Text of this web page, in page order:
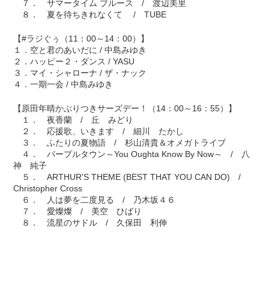
７． サマータイム ブルース / 渡辺美里
８． 夏を待ちきれなくて / TUBE
【#ラジぐぅ（11：00～14：00）】
１．空と君のあいだに / 中島みゆき
２．ハッピー２・ダンス / YASU
３．マイ・シャローナ / ザ・ナック
４．一期一会 / 中島みゆき
【原田年晴かぶりつきサーズデー！（14：00～16：55）】
１． 夜香蘭 / 丘 みどり
２． 応援歌、いきます / 細川 たかし
３． ふたりの夏物語 / 杉山清貴＆オメガトライブ
４． パープルタウン～You Oughta Know By Now～ / 八
神 純子
５． ARTHUR'S THEME (BEST THAT YOU CAN DO) /
Christopher Cross
６． 人は夢を二度見る / 乃木坂４６
７． 愛燦燦 / 美空 ひばり
８． 流星のサドル / 久保田 利伸